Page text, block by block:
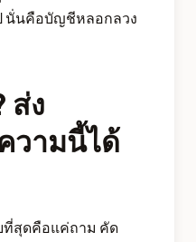
นั่นคือบัญชีหลอกลวง
ส่ง
วามนี้ได้
ที่สุดคือแค่ถาม คัด